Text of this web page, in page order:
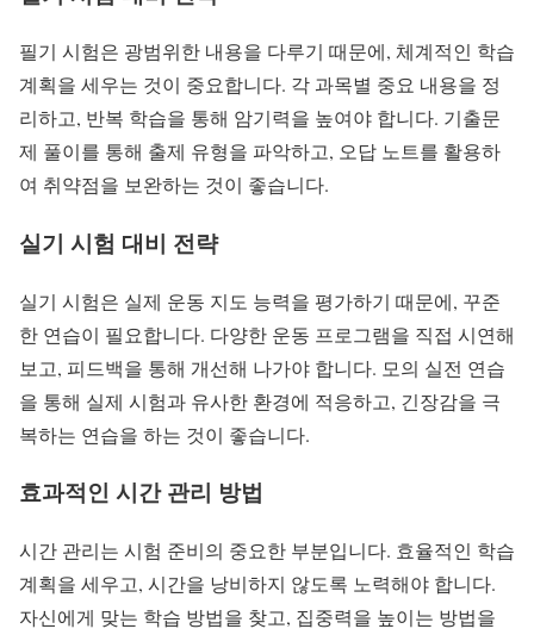
필기 시험은 광범위한 내용을 다루기 때문에, 체계적인 학습
계획을 세우는 것이 중요합니다. 각 과목별 중요 내용을 정
리하고, 반복 학습을 통해 암기력을 높여야 합니다. 기출문
제 풀이를 통해 출제 유형을 파악하고, 오답 노트를 활용하
여 취약점을 보완하는 것이 좋습니다.
실기 시험 대비 전략
실기 시험은 실제 운동 지도 능력을 평가하기 때문에, 꾸준
한 연습이 필요합니다. 다양한 운동 프로그램을 직접 시연해
보고, 피드백을 통해 개선해 나가야 합니다. 모의 실전 연습
을 통해 실제 시험과 유사한 환경에 적응하고, 긴장감을 극
복하는 연습을 하는 것이 좋습니다.
효과적인 시간 관리 방법
시간 관리는 시험 준비의 중요한 부분입니다. 효율적인 학습
계획을 세우고, 시간을 낭비하지 않도록 노력해야 합니다.
자신에게 맞는 학습 방법을 찾고, 집중력을 높이는 방법을